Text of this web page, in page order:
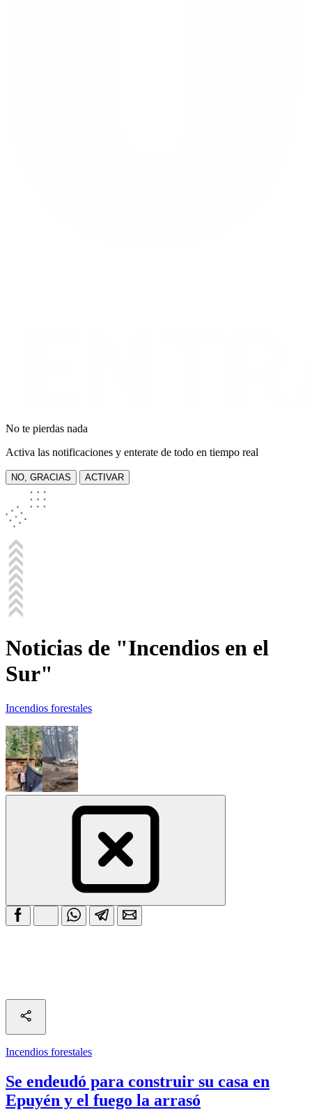
No te pierdas nada
Activa las notificaciones y enterate de todo en tiempo real
NO, GRACIAS ACTIVAR
Noticias de "Incendios en el
Sur"
Incendios forestales
Incendios forestales
Se endeudó para construir su casa en
Epuyén y el fuego la arrasó